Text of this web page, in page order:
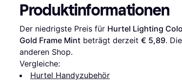
Produktinformationen
Der niedrigste Preis für Hurtel Lighting
Gold Frame Mint beträgt derzeit € 5,89.
anderen Shop.
Vergleiche:
Hurtel Handyzubehör